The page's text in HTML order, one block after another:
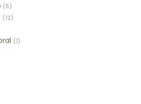
(5)
(12)
(1)